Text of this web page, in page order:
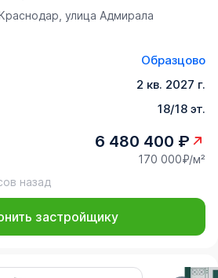
улица Адмирала
Образцово
2 кв. 2027 г.
18/18 эт.
6 480 400 ₽
170 000₽/м²
назад
застройщику